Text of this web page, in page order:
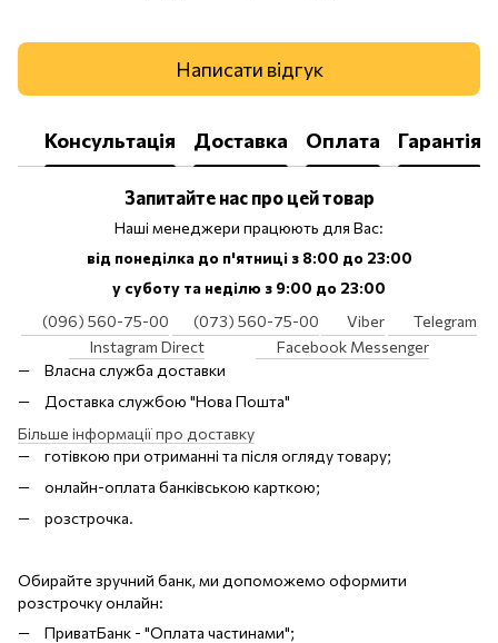
Написати відгук
Консультація Доставка Оплата Гарантія
Запитайте нас про цей товар
Наші менеджери працюють для Вас:
від понеділка до п'ятниці з 8:00 до 23:00
у суботу та неділю з 9:00 до 23:00
(096) 560-75-00
(073) 560-75-00 Viber
Telegram
Instagram Direct
Facebook Messenger
Власна служба доставки
Доставка службою "Нова Пошта"
Більше інформації про доставку
готівкою при отриманні та після огляду товару;
онлайн-оплата банківською карткою;
розстрочка.
Обирайте зручний банк, ми допоможемо оформити
розстрочку онлайн:
ПриватБанк - "Оплата частинами";